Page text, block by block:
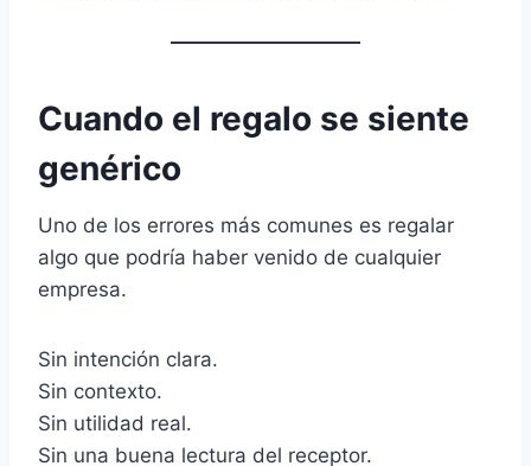
Cuando el regalo se siente
genérico
Uno de los errores más comunes es regalar
algo que podría haber venido de cualquier
empresa.
Sin intención clara.
Sin contexto.
Sin utilidad real.
Sin una buena lectura del receptor.